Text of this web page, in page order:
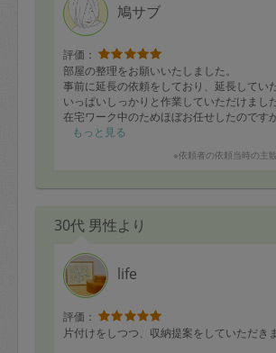
鳩サブ
評価：
部屋の整理をお願いいたしました。
事前に延長の依頼をしており、延長してい
いっぱいしっかりと作業していただけました
在宅ワーク中のためほぼお任せしたのです
限の時間で要不要の作業ができるようにプ
また機会がありましたらよろしくお願いい
もっと見る
※依頼者の依頼当時の主
30代 男性より
life
評価：
片付けをしつつ、収納提案をしていただき